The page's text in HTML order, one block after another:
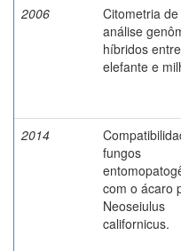
2006
Citometria
análise
híbridos
elefante e
2014
fungos
com o ácaro
Neoseiulus
californicus.